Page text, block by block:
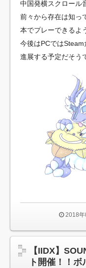
穂乃果ちゃんの海
INFINITAS専用コ
「ひきこもりの
【戦国大戦】東
【ドラゴンボー
ったっけ？
3on3リーグ戦「
Powered by
中国発横スクロール
前々から存在は知っ
本でプレーできるよ
今後はPCでは
進展する予定だそう
2018年
【IIDX】
ト開催！！